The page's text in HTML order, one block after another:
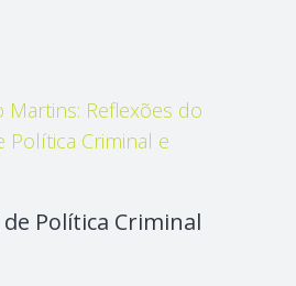
Política Criminal